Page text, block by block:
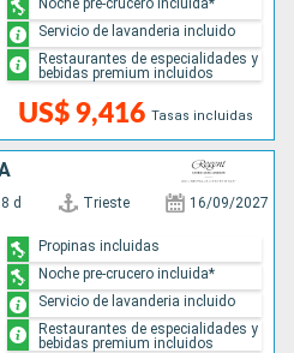
US$ 9,416 Tasas incluidas
Servicio de lavanderia incluido
Restaurantes de especialidades y
bebidas premium incluidos
8 d Trieste 16/09/2027
Propinas incluidas
Noche pre-crucero incluida*
Servicio de lavanderia incluido
Restaurantes de especialidades y
bebidas premium incluidos